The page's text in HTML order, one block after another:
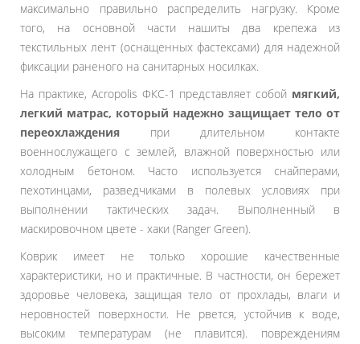
максимально правильно распределить нагрузку. Кроме
того, на основной части нашиты два крепежа из
текстильных лент (оснащенных фастексами) для надежной
фиксации раненого на санитарных носилках.
На практике, Acropolis ФКС-1 представляет собой мягкий,
легкий матрас, который надежно защищает тело от
переохлаждения при длительном контакте
военнослужащего с землей, влажной поверхностью или
холодным бетоном. Часто используется снайперами,
пехотинцами, разведчиками в полевых условиях при
выполнении тактических задач. Выполненный в
маскировочном цвете - хаки (Ranger Green).
Коврик имеет не только хорошие качественные
характеристики, но и практичные. В частности, он бережет
здоровье человека, защищая тело от прохлады, влаги и
неровностей поверхности. Не рвется, устойчив к воде,
высоким температурам (не плавится). повреждениям